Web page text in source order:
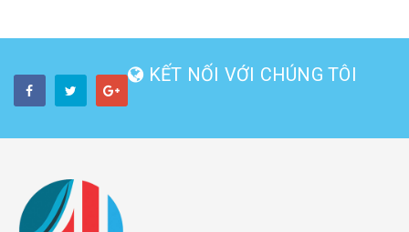
KẾT NỐI VỚI CHÚNG TÔI